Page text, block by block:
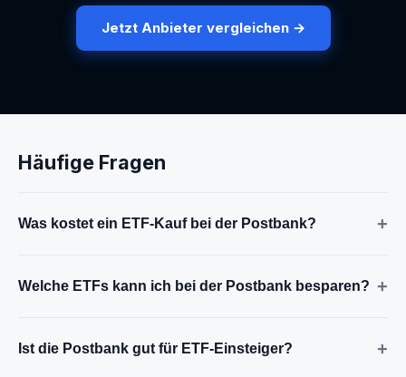
Jetzt Anbieter vergleichen →
Häufige Fragen
Was kostet ein ETF-Kauf bei der Postbank? +
Welche ETFs kann ich bei der Postbank besparen? +
Ist die Postbank gut für ETF-Einsteiger? +